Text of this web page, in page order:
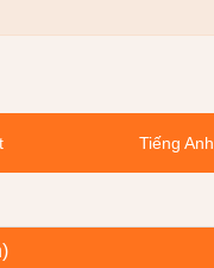
Tiếng Anh